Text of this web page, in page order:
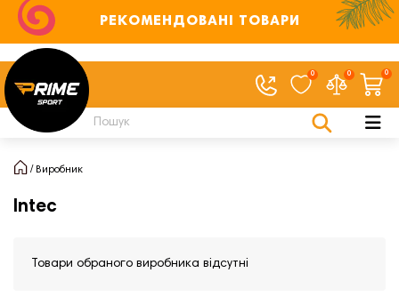
РЕКОМЕНДОВАНІ ТОВАРИ
0 0 0
Виробник
Intec
Товари обраного виробника відсутні